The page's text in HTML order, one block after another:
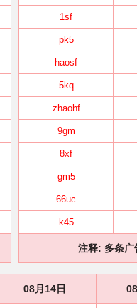
1sf
pk5
haosf
5kq
zhaohf
9gm
8xf
gm5
66uc
k45
注释: 多条广
08月14日